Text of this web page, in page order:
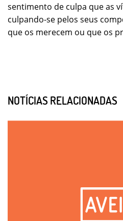
sentimento de culpa que as
culpando-se pelos seus
que os merecem ou que os
NOTÍCIAS RELACIONADAS